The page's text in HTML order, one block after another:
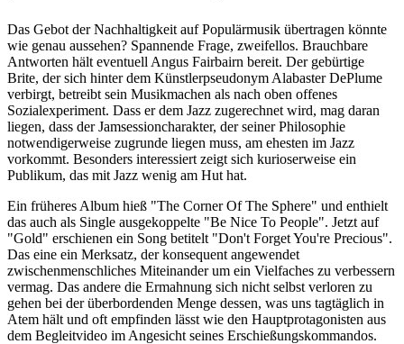
Das Gebot der Nachhaltigkeit auf Populärmusik übertragen könnte
wie genau aussehen? Spannende Frage, zweifellos. Brauchbare
Antworten hält eventuell Angus Fairbairn bereit. Der gebürtige
Brite, der sich hinter dem Künstlerpseudonym Alabaster DePlume
verbirgt, betreibt sein Musikmachen als nach oben offenes
Sozialexperiment. Dass er dem Jazz zugerechnet wird, mag daran
liegen, dass der Jamsessioncharakter, der seiner Philosophie
notwendigerweise zugrunde liegen muss, am ehesten im Jazz
vorkommt. Besonders interessiert zeigt sich kurioserweise ein
Publikum, das mit Jazz wenig am Hut hat.
Ein früheres Album hieß "The Corner Of The Sphere" und enthielt
das auch als Single ausgekoppelte "Be Nice To People". Jetzt auf
"Gold" erschienen ein Song betitelt "Don't Forget You're Precious".
Das eine ein Merksatz, der konsequent angewendet
zwischenmenschliches Miteinander um ein Vielfaches zu verbessern
vermag. Das andere die Ermahnung sich nicht selbst verloren zu
gehen bei der überbordenden Menge dessen, was uns tagtäglich in
Atem hält und oft empfinden lässt wie den Hauptprotagonisten aus
dem Begleitvideo im Angesicht seines Erschießungskommandos.